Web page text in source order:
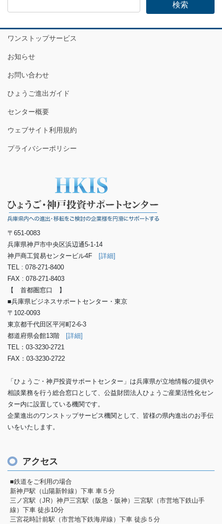
ワンストップサービス
お知らせ
お問い合わせ
ひょうご進出ガイド
センター概要
ウェブサイト利用規約
プライバシーポリシー
〒651-0083
兵庫県神戸市中央区浜辺通5-1-14
神戸商工貿易センタービル4F
[詳細]
TEL : 078-271-8400
FAX : 078-271-8403
【 首都圏窓口 】
■兵庫県ビジネスサポートセンター・東京
〒102-0093
東京都千代田区平河町2-6-3
都道府県会館13階
[詳細]
TEL：03-3230-2721
FAX：03-3230-2722
「ひょうご・神戸投資サポートセンター」は兵庫県が立地情報の提供や
相談業務を行う総合窓口として、公益財団法人ひょうご産業活性化セン
ター内に設置している機関です。
企業進出のワンストップサービス機関として、皆様の県内進出のお手伝
いをいたします。
アクセス
■鉄道をご利用の場合
新神戸駅（山陽新幹線）下車 車５分
三ノ宮駅（JR）神戸三宮駅（阪急・阪神）三宮駅（市営地下鉄山手
線）下車 徒歩10分
三宮花時計前駅（市営地下鉄海岸線）下車 徒歩５分